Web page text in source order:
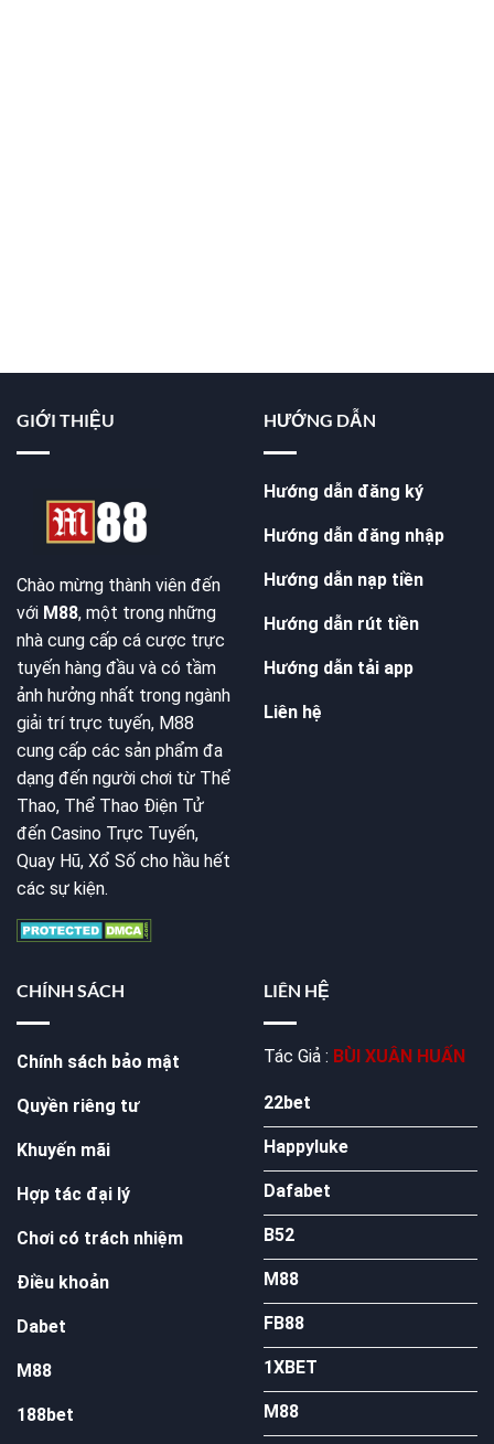
GIỚI THIỆU
Chào mừng thành viên đến
với M88, một trong những
nhà cung cấp cá cược trực
tuyến hàng đầu và có tầm
ảnh hưởng nhất trong ngành
giải trí trực tuyến, M88
cung cấp các sản phẩm đa
dạng đến người chơi từ Thể
Thao, Thể Thao Điện Tử
đến Casino Trực Tuyến,
Quay Hũ, Xổ Số cho hầu hết
các sự kiện.
HƯỚNG DẪN
Hướng dẫn đăng ký
Hướng dẫn đăng nhập
Hướng dẫn nạp tiền
Hướng dẫn rút tiền
Hướng dẫn tải app
Liên hệ
CHÍNH SÁCH
Chính sách bảo mật
Quyền riêng tư
Khuyến mãi
Hợp tác đại lý
Chơi có trách nhiệm
Điều khoản
Dabet
M88
188bet
LIÊN HỆ
Tác Giả : BÙI XUÂN HUẤN
22bet
Happyluke
Dafabet
B52
M88
FB88
1XBET
M88